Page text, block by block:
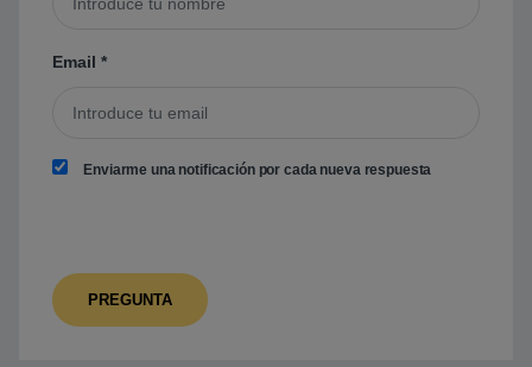
Email *
Enviarme una notificación por cada nueva respuesta